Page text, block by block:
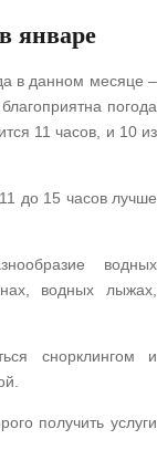
январе
в данном месяце –
погода
11 часов, и 10 из
до 15 часов лучше
водных
водных лыжах,
снорклингом и
получить услуги